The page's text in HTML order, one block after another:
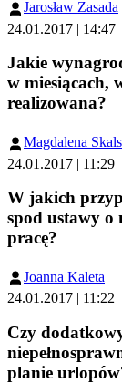
Jarosław Zasada
24.01.2017 | 14:47
Jakie
w miesiącach,
realizowana?
Magdalena
24.01.2017 | 11:29
W jakich
spod ustawy
pracę?
Joanna Kaleta
24.01.2017 | 11:22
Czy
planie